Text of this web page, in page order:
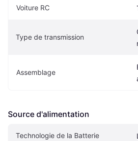
Voiture RC
Type de transmission
Assemblage
Source d'alimentation
Technologie de la Batterie